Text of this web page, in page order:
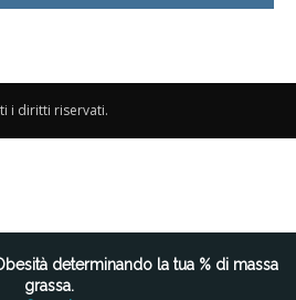
i diritti riservati.
determinando la tua % di massa
grassa.
relative alla privacy